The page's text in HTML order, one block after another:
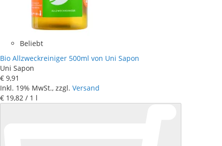
Beliebt
Bio Allzweckreiniger 500ml von Uni Sapon
Uni Sapon
€ 9,91
Inkl. 19% MwSt., zzgl. Versand
€ 19,82 / 1 l